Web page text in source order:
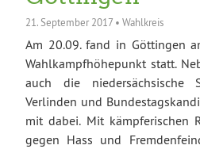
21. September 2017 • Wahlkreis
Am 20.09. fand in Göttingen
Wahlkampfhöhepunkt statt.
auch die niedersächsische
Verlinden und
mit dabei. Mit kämpferischen
gegen Hass und